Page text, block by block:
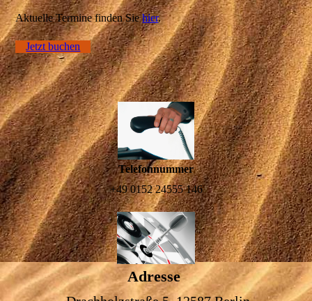
Aktuelle Termine finden Siehier.
Jetzt buchen
Telefonnummer
+49 0152 24555 146
Adresse